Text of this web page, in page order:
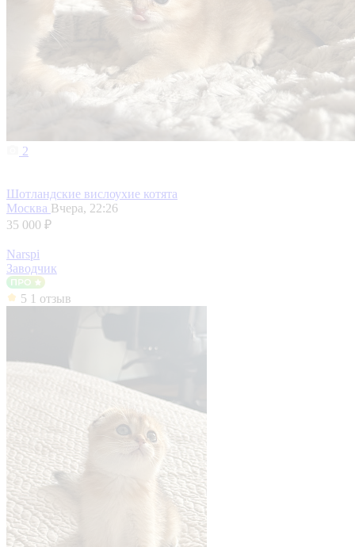
2
Шотландские вислоухие котята
Москва Вчера, 22:26
35 000 ₽
Narspi
Заводчик
5 1 отзыв